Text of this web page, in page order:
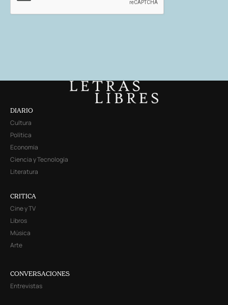
DIARIO
Cultura
Política
Economía
Ciencia y Tecnología
Literatura
CRITICA
Cine y TV
Libros
Música
Arte
CONVERSACIONES
Entrevistas